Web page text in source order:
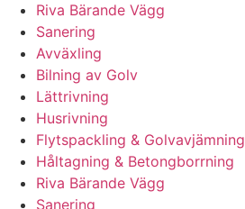
Riva Bärande Vägg
Sanering
Avväxling
Bilning av Golv
Lättrivning
Husrivning
Flytspackling & Golvavjämning
Håltagning & Betongborrning
Riva Bärande Vägg
Sanering